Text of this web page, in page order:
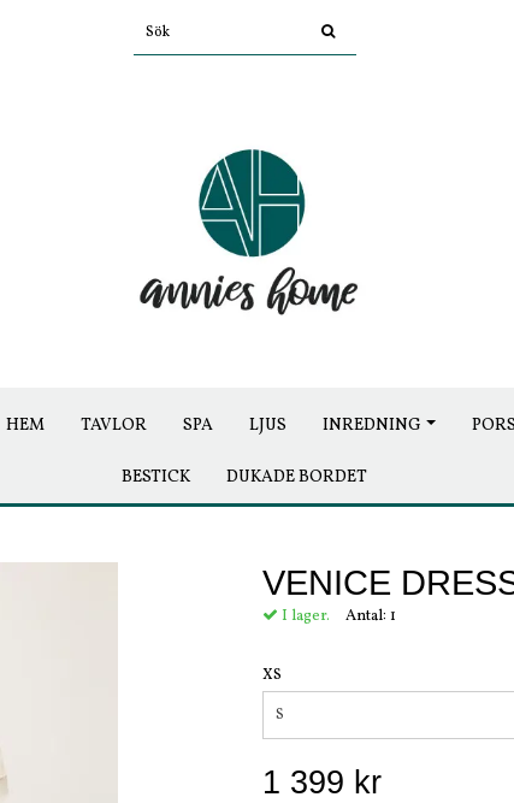
HEM TAVLOR SPA LJUS INREDNING
BESTICK DUKADE BORDET
VENICE
I lager. Antal: 1
XS
S
1 399 kr